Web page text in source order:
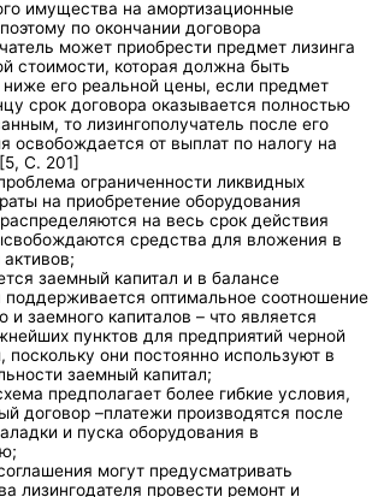
имущества на амортизационные
по окончании договора
может приобрести предмет лизинга
стоимости, которая должна быть
ниже его реальной цены, если предмет
срок договора оказывается полностью
то лизингополучатель после его
освобождается от выплат по налогу на
С. 201]
ограниченности ликвидных
на приобретение оборудования
на весь срок действия
средства для вложения в
заемный капитал и в балансе
поддерживается оптимальное соотношение
и заемного капиталов – что является
пунктов для предприятий черной
поскольку они постоянно используют в
заемный капитал;
предполагает более гибкие условия,
договор –платежи производятся после
и пуска оборудования в
могут предусматривать
лизингодателя провести ремонт и